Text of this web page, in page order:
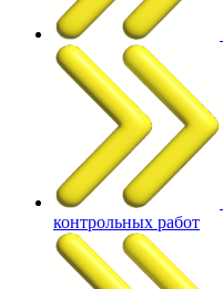
контрольных работ